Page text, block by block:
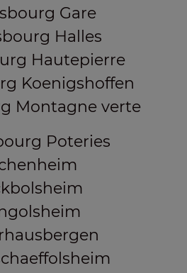
Gare
Halles
Hautepierre
Koenigshoffen
Montagne verte
Poteries